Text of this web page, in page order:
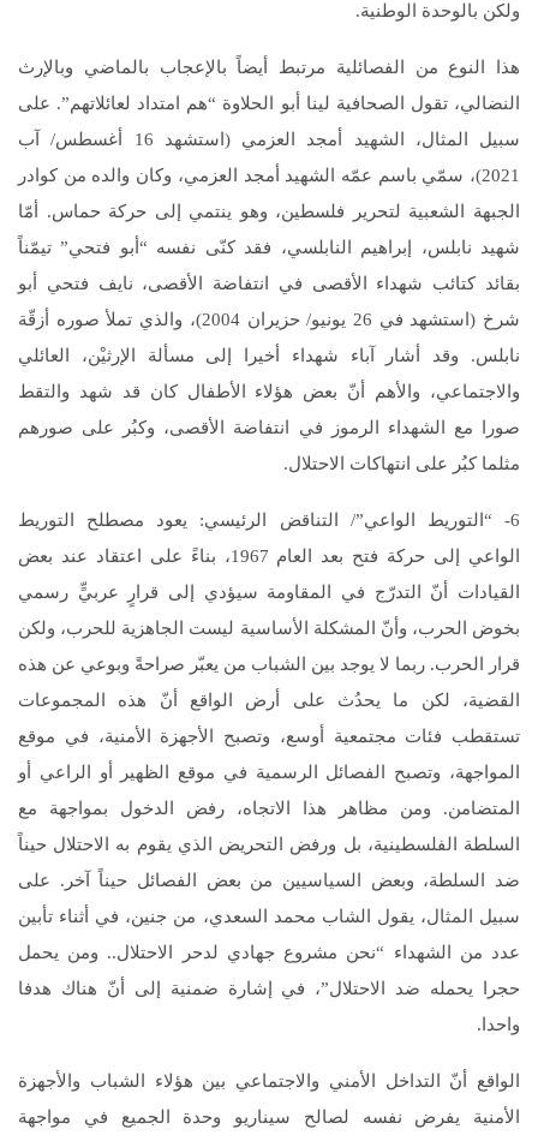
ولكن بالوحدة الوطنية.
هذا النوع من الفصائلية مرتبط أيضاً بالإعجاب بالماضي وبالإرث
النضالي، تقول الصحافية لينا أبو الحلاوة “هم امتداد لعائلاتهم”. على
سبيل المثال، الشهيد أمجد العزمي (استشهد 16 أغسطس/ آب
2021)، سمّي باسم عمّه الشهيد أمجد العزمي، وكان والده من كوادر
الجبهة الشعبية لتحرير فلسطين، وهو ينتمي إلى حركة حماس. أمّا
شهيد نابلس، إبراهيم النابلسي، فقد كنّى نفسه “أبو فتحي” تيمّناً
بقائد كتائب شهداء الأقصى في انتفاضة الأقصى، نايف فتحي أبو
شرخ (استشهد في 26 يونيو/ حزيران 2004)، والذي تملأ صوره أزقّة
نابلس. وقد أشار آباء شهداء أخيرا إلى مسألة الإرثيْن، العائلي
والاجتماعي، والأهم أنّ بعض هؤلاء الأطفال كان قد شهد والتقط
صورا مع الشهداء الرموز في انتفاضة الأقصى، وكبُر على صورهم
مثلما كبُر على انتهاكات الاحتلال.
6- “التوريط الواعي”/ التناقض الرئيسي: يعود مصطلح التوريط
الواعي إلى حركة فتح بعد العام 1967، بناءً على اعتقاد عند بعض
القيادات أنّ التدرّج في المقاومة سيؤدي إلى قرارٍ عربيٍّ رسمي
بخوض الحرب، وأنّ المشكلة الأساسية ليست الجاهزية للحرب، ولكن
قرار الحرب. ربما لا يوجد بين الشباب من يعبّر صراحةً وبوعي عن هذه
القضية، لكن ما يحدُث على أرض الواقع أنّ هذه المجموعات
تستقطب فئات مجتمعية أوسع، وتصبح الأجهزة الأمنية، في موقع
المواجهة، وتصبح الفصائل الرسمية في موقع الظهير أو الراعي أو
المتضامن. ومن مظاهر هذا الاتجاه، رفض الدخول بمواجهة مع
السلطة الفلسطينية، بل ورفض التحريض الذي يقوم به الاحتلال حيناً
ضد السلطة، وبعض السياسيين من بعض الفصائل حيناً آخر. على
سبيل المثال، يقول الشاب محمد السعدي، من جنين، في أثناء تأبين
عدد من الشهداء “نحن مشروع جهادي لدحر الاحتلال.. ومن يحمل
حجرا يحمله ضد الاحتلال”، في إشارة ضمنية إلى أنّ هناك هدفا
واحدا.
الواقع أنّ التداخل الأمني والاجتماعي بين هؤلاء الشباب والأجهزة
الأمنية يفرض نفسه لصالح سيناريو وحدة الجميع في مواجهة